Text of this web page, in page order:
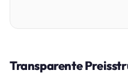
Transparente